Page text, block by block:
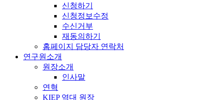
신청하기
신청정보수정
수신거부
재동의하기
홈페이지 담당자 연락처
연구원소개
원장소개
인사말
연혁
KIEP 역대 원장